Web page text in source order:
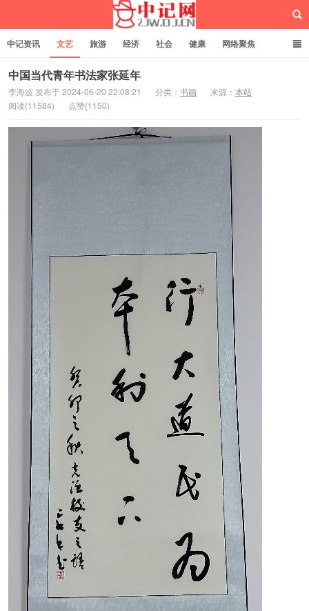
中记资讯 文艺 旅游 经济 社会 健康 网络聚焦
企业管理 网站建设 记者专栏
中国当代青年书法家张延年
李海波 发布于 2024-06-20 22:08:21 分类： 书画 来源： 本站
阅读(11584)
点赞(1150)